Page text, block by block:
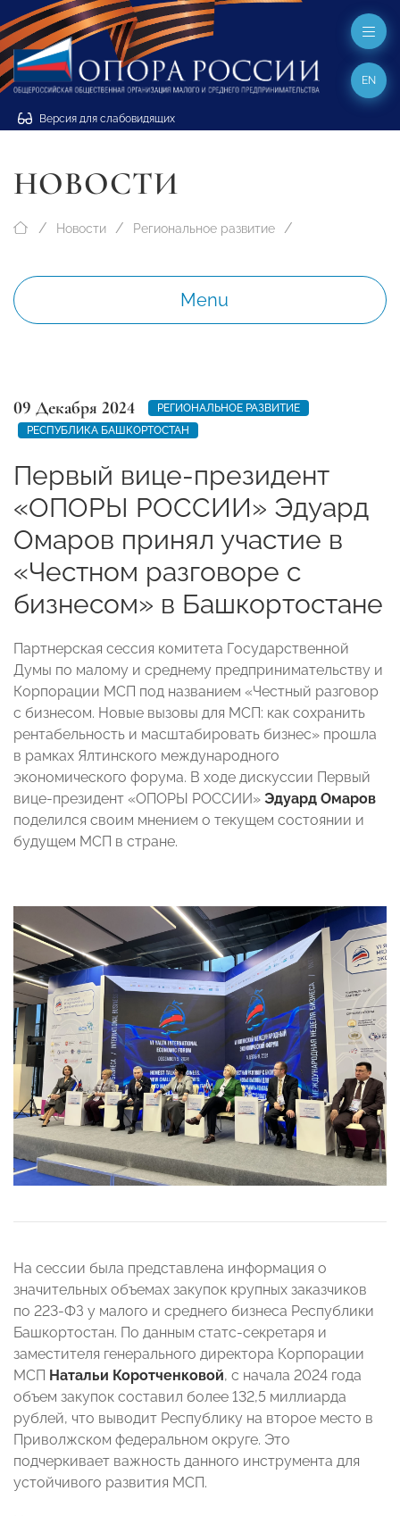
Версия для слабовидящих
EN
НОВОСТИ
Новости Региональное развитие
Menu
09 Декабря 2024
РЕГИОНАЛЬНОЕ РАЗВИТИЕ
РЕСПУБЛИКА БАШКОРТОСТАН
Первый вице-президент
«ОПОРЫ РОССИИ» Эдуард
Омаров принял участие в
«Честном разговоре с
бизнесом» в Башкортостане
Партнерская сессия комитета Государственной
Думы по малому и среднему предпринимательству и
Корпорации МСП под названием «Честный разговор
с бизнесом. Новые вызовы для МСП: как сохранить
рентабельность и масштабировать бизнес» прошла
в рамках Ялтинского международного
экономического форума. В ходе дискуссии Первый
вице-президент «ОПОРЫ РОССИИ» Эдуард Омаров
поделился своим мнением о текущем состоянии и
будущем МСП в стране.
На сессии была представлена информация о
значительных объемах закупок крупных заказчиков
по 223-ФЗ у малого и среднего бизнеса Республики
Башкортостан. По данным статс-секретаря и
заместителя генерального директора Корпорации
МСП Натальи Коротченковой, с начала 2024 года
объем закупок составил более 132,5 миллиарда
рублей, что выводит Республику на второе место в
Приволжском федеральном округе. Это
подчеркивает важность данного инструмента для
устойчивого развития МСП.